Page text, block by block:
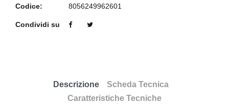
Codice: 8056249962601
Condividi su
Descrizione
Scheda Tecnica
Caratteristiche Tecniche